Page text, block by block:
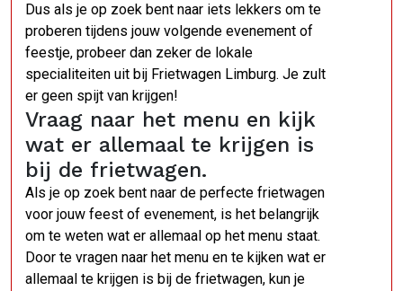
Dus als je op zoek bent naar iets lekkers om te
proberen tijdens jouw volgende evenement of
feestje, probeer dan zeker de lokale
specialiteiten uit bij Frietwagen Limburg. Je zult
er geen spijt van krijgen!
Vraag naar het menu en kijk
wat er allemaal te krijgen is
bij de frietwagen.
Als je op zoek bent naar de perfecte frietwagen
voor jouw feest of evenement, is het belangrijk
om te weten wat er allemaal op het menu staat.
Door te vragen naar het menu en te kijken wat er
allemaal te krijgen is bij de frietwagen, kun je